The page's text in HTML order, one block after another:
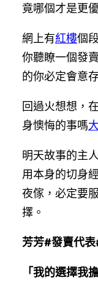
竟哪個才是更
網上有紅樓個
你聽瞭一個發
的你必定會意
回過火想想，
身懊悔的事嗎
明天故事的主
用本身的切身
夜傢，必定要
擇。
芳芳#發賣代
「我的選擇我